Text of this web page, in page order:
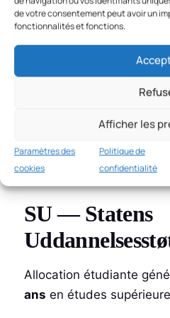
de votre consentement peut avoir un
fonctionnalités et fonctions.
Afficher les
Paramètres des
cookies
Politique de
confidentialité
maternelle dès 3 ans
Frais plafonnés à
~4 000 DKK/mois)
pour
: 100 % gratuit en
: 50
garderie
SU — Statens
Allocation étudiante
ans en études